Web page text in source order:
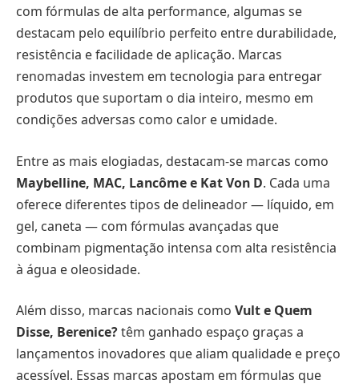
com fórmulas de alta performance, algumas se
destacam pelo equilíbrio perfeito entre durabilidade,
resistência e facilidade de aplicação. Marcas
renomadas investem em tecnologia para entregar
produtos que suportam o dia inteiro, mesmo em
condições adversas como calor e umidade.
Entre as mais elogiadas, destacam-se marcas como
Maybelline, MAC, Lancôme e Kat Von D. Cada uma
oferece diferentes tipos de delineador — líquido, em
gel, caneta — com fórmulas avançadas que
combinam pigmentação intensa com alta resistência
à água e oleosidade.
Além disso, marcas nacionais como Vult e Quem
Disse, Berenice?têm ganhado espaço graças a
lançamentos inovadores que aliam qualidade e preço
acessível. Essas marcas apostam em fórmulas que